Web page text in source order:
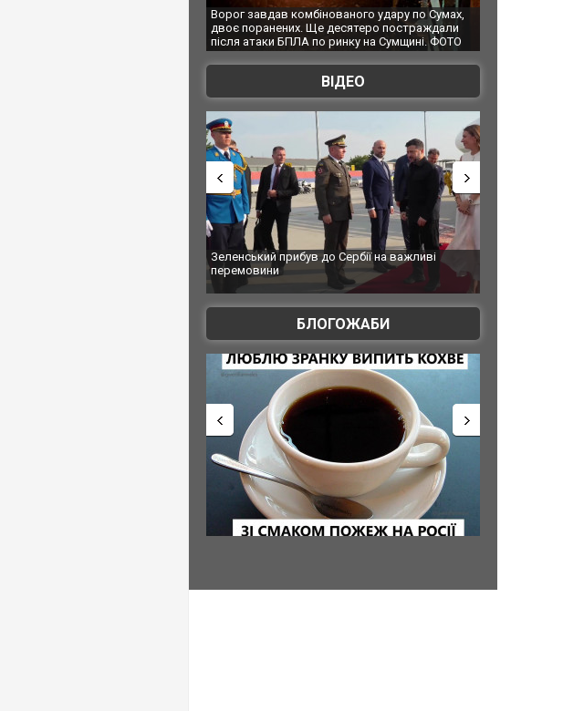
Ворог завдав комбінованого удару по Сумах,
двоє поранених. Ще десятеро постраждали
після атаки БПЛА по ринку на Сумщині. ФОТО
За 2000 кілометрів від кордону з
Єкатеринбурзі після атаки дронів
склад Wildberries. ФОТО. ВІДЕО
ВІДЕО
Зеленський прибув до Сербії на важливі
"Вони воюють, самі хочуть
Чернівцях водія маршрутки
зневажливих слів про українських
ВІДЕО
БЛОГОЖАБИ